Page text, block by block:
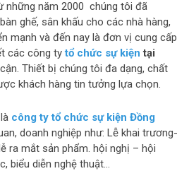
những năm 2000 chúng tôi đã
ghế, sân khấu cho các nhà hàng,
mạnh và đến nay là đơn vị cung cấp
các công tytổ chức sự kiện tại
Thiết bị chúng tôi đa dạng, chất
khách hàng tin tưởng lựa chọn.
công ty tổ chức sự kiện Đồng
doanh nghiệp như: Lễ khai trương-
ra mắt sản phẩm. hội nghị – hội
biểu diễn nghệ thuật…